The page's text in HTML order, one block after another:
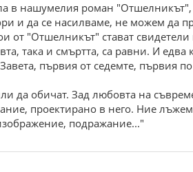
в нашумелия роман
и да се насилваме, не можем да
от "Отшелникът" стават
така и смъртта, са равни. И
първия от седемте, първия
да обичат. Зад любовта на
проектирано в него. Ние
подражание..."